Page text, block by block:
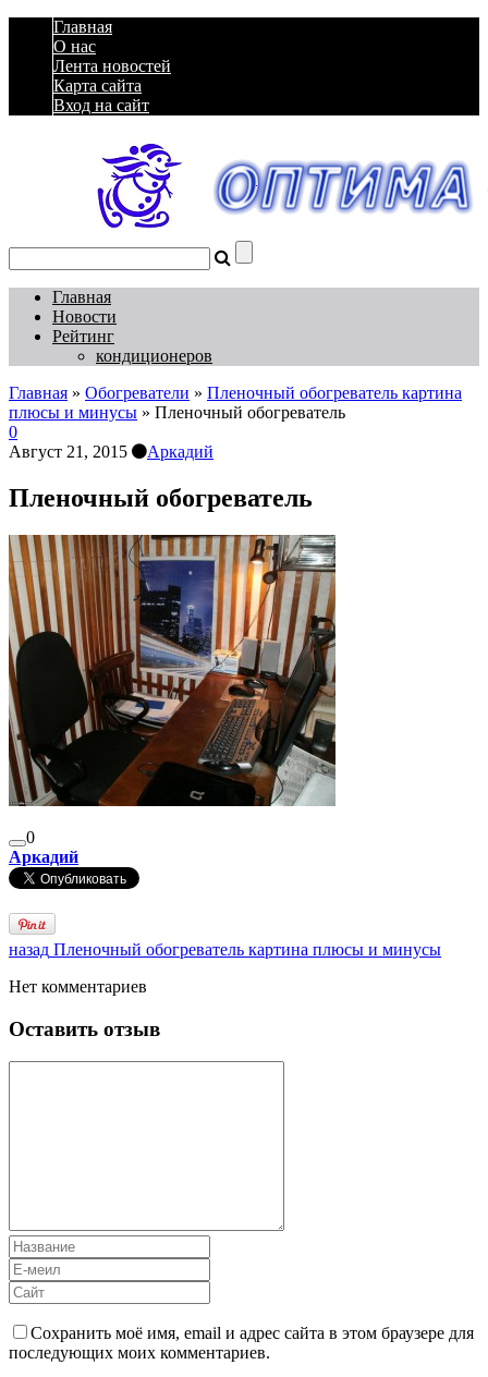
Главная
О нас
Лента новостей
Карта сайта
Вход на сайт
Главная
Новости
Рейтинг
кондиционеров
Главная » Обогреватели » Пленочный обогреватель картина
плюсы и минусы » Пленочный обогреватель
0
Август 21, 2015
Аркадий
Пленочный обогреватель
0
Аркадий
назад Пленочный обогреватель картина плюсы и минусы
Нет комментариев
Оставить отзыв
Сохранить моё имя, email и адрес сайта в этом браузере для
последующих моих комментариев.